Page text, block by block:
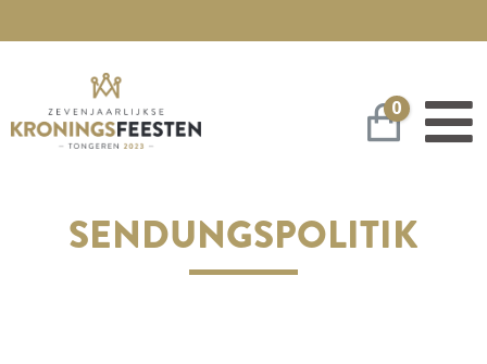
0
SENDUNGSPOLITIK